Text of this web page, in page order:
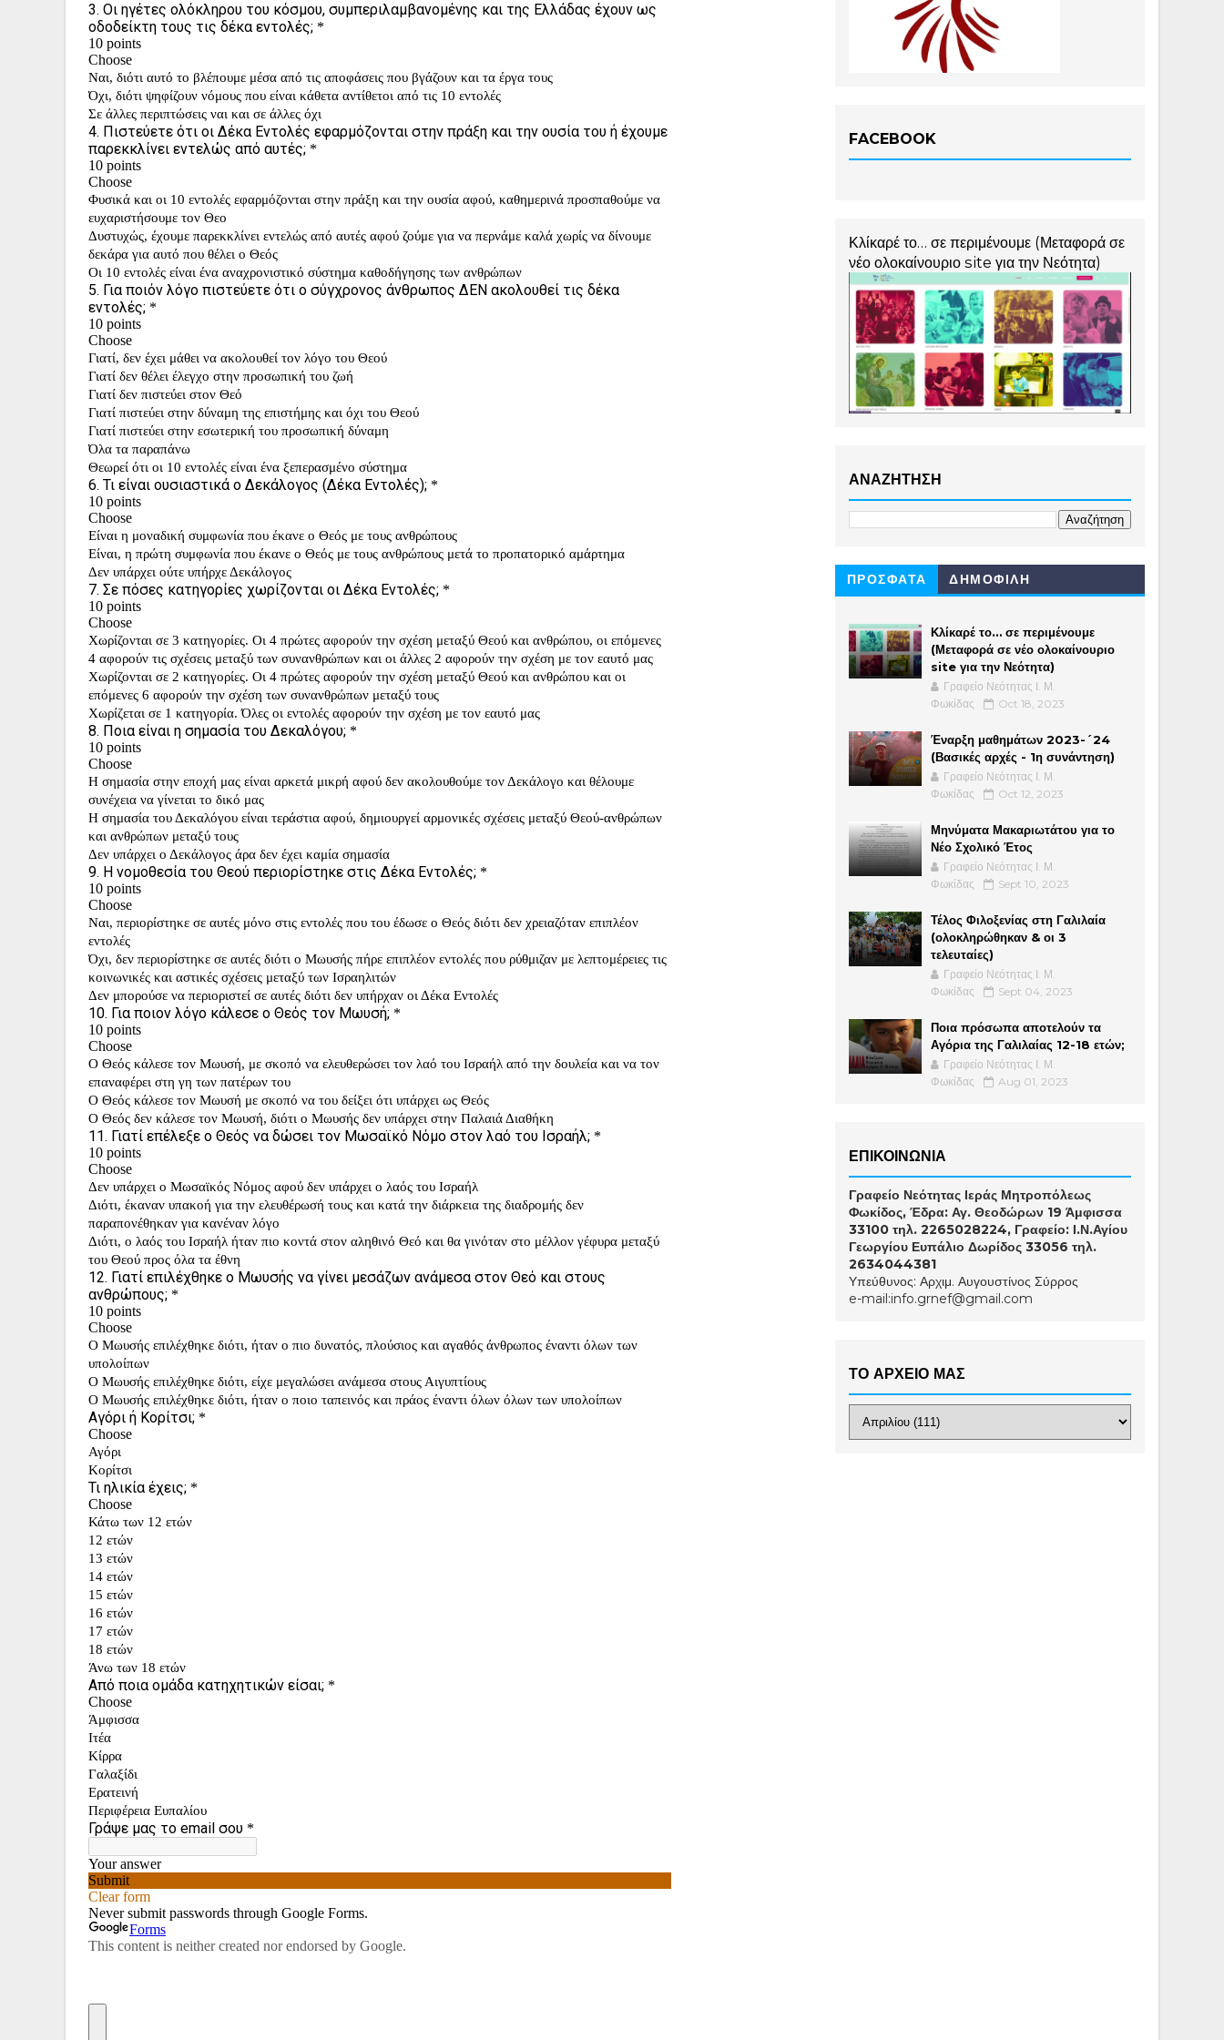
FACEBOOK
Κλίκαρέ το… σε περιμένουμε (Μεταφορά σε
νέο ολοκαίνουριο site για την Νεότητα)
ΑΝΑΖΗΤΗΣΗ
ΠΡΟΣΦΑΤΑ ΔΗΜΟΦΙΛΗ
Κλίκαρέ το… σε περιμένουμε
(Μεταφορά σε νέο ολοκαίνουριο
site για την Νεότητα)
Γραφείο Νεότητας Ι. Μ.
Φωκίδας
Oct 18, 2023
Έναρξη μαθημάτων 2023-´24
(Βασικές αρχές - 1η συνάντηση)
Γραφείο Νεότητας Ι. Μ.
Φωκίδας
Oct 12, 2023
Μηνύματα Μακαριωτάτου για το
Νέο Σχολικό Έτος
Γραφείο Νεότητας Ι. Μ.
Φωκίδας
Sept 10, 2023
Τέλος Φιλοξενίας στη Γαλιλαία
(ολοκληρώθηκαν & οι 3
τελευταίες)
Γραφείο Νεότητας Ι. Μ.
Φωκίδας
Sept 04, 2023
Ποια πρόσωπα αποτελούν τα
Αγόρια της Γαλιλαίας 12-18 ετών;
Γραφείο Νεότητας Ι. Μ.
Φωκίδας
Aug 01, 2023
ΕΠΙΚΟΙΝΩΝΙΑ
Γραφείο Νεότητας Ιεράς Μητροπόλεως
Φωκίδος, Έδρα: Αγ. Θεοδώρων 19 Άμφισσα
33100 τηλ. 2265028224, Γραφείο: Ι.Ν.Αγίου
Γεωργίου Ευπάλιο Δωρίδος 33056 τηλ.
2634044381
Υπεύθυνος: Αρχιμ. Αυγουστίνος Σύρρος
e-mail:info.grnef@gmail.com
ΤΟ ΑΡΧΕΙΟ ΜΑΣ